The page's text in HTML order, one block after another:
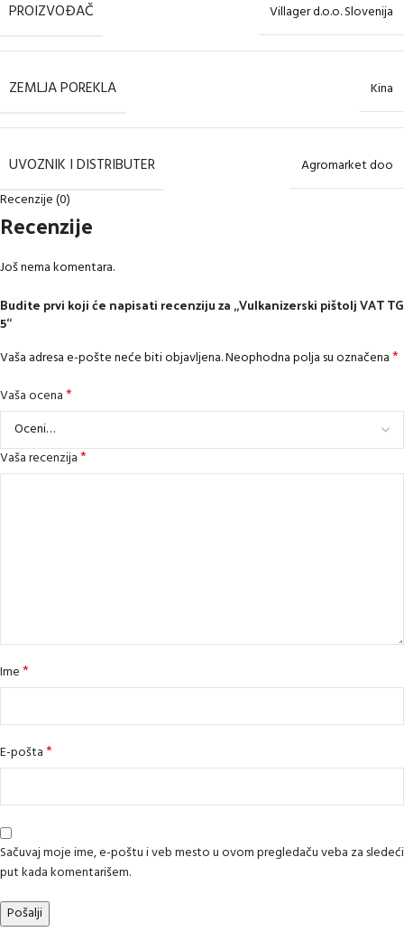
PROIZVOĐAČ Villager d.o.o. Slovenija
ZEMLJA POREKLA Kina
UVOZNIK I DISTRIBUTER
Agromarket doo
Recenzije (0)
Recenzije
Još nema komentara.
Budite prvi koji će napisati recenziju za „Vulkanizerski pištolj VAT TG
5“
Vaša adresa e-pošte neće biti objavljena.Neophodna polja su označena*
Vaša ocena*
Vaša recenzija*
Ime*
E-pošta*
Sačuvaj moje ime, e-poštu i veb mesto u ovom pregledaču veba za sledeći
put kada komentarišem.